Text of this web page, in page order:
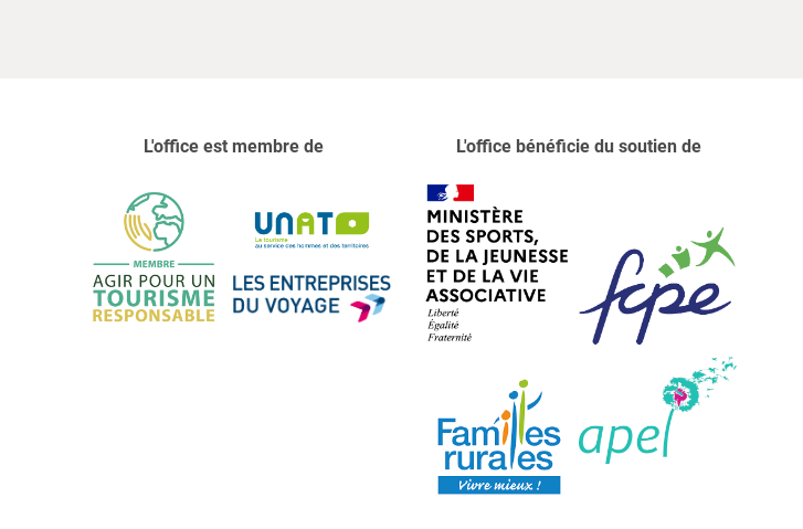
L'office est membre de L'office bénéficie du soutien de